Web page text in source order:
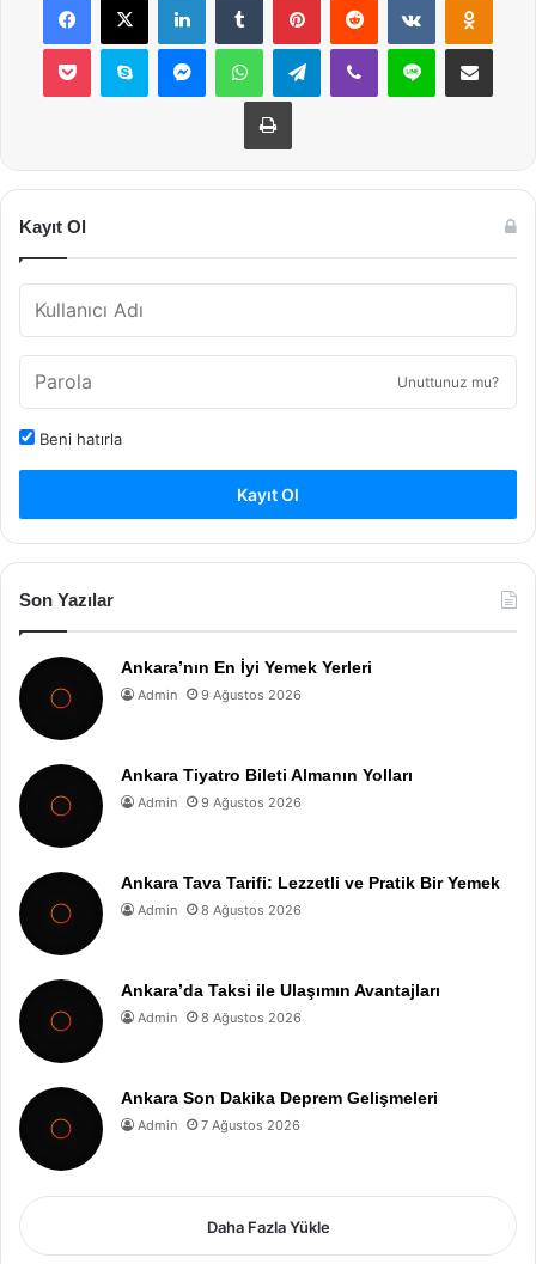
Pocket Skype MessengerWhatsAppTelegramViber Line E-Posta ile
Yazdır
Kayıt Ol
Unuttunuz mu?
Beni hatırla
Kayıt Ol
Son Yazılar
Ankara’nın En İyi Yemek Yerleri
Admin 9 Ağustos 2026
Ankara Tiyatro Bileti Almanın Yolları
Admin 9 Ağustos 2026
Ankara Tava Tarifi: Lezzetli ve Pratik Bir Yemek
Admin 8 Ağustos 2026
Ankara’da Taksi ile Ulaşımın Avantajları
Admin 8 Ağustos 2026
Ankara Son Dakika Deprem Gelişmeleri
Admin 7 Ağustos 2026
Daha Fazla Yükle